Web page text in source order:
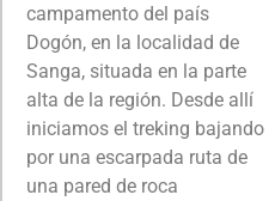
campamento del país
Dogón, en la localidad de
Sanga, situada en la parte
alta de la región. Desde allí
iniciamos el treking bajando
por una escarpada ruta de
una pared de roca